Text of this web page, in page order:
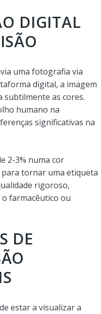
DIGITAL
uma fotografia via
digital, a imagem
subtilmente as cores.
humano na
significativas na
2-3% numa cor
tornar uma etiqueta
rigoroso,
farmacêutico ou
DE
estar a visualizar a